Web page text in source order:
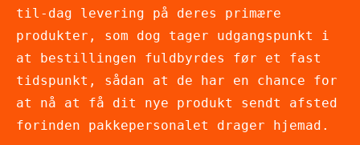
til-dag levering på deres primære
produkter, som dog tager udgangspunkt i
at bestillingen fuldbyrdes før et fast
tidspunkt, sådan at de har en chance for
at nå at få dit nye produkt sendt afsted
forinden pakkepersonalet drager hjemad.